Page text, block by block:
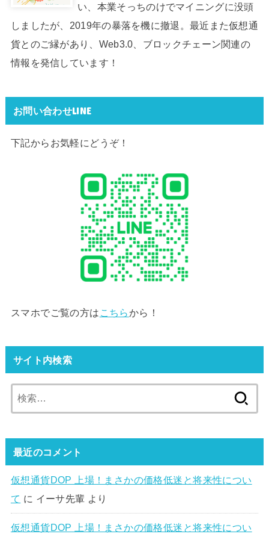
い、本業そっちのけでマイニングに没頭
しましたが、2019年の暴落を機に撤退。最近また仮想通
貨とのご縁があり、Web3.0、ブロックチェーン関連の
情報を発信しています！
お問い合わせLINE
下記からお気軽にどうぞ！
スマホでご覧の方は こちらから！
サイト内検索
索:
最近のコメント
仮想通貨DOP 上場！まさかの価格低迷と将来性につい
て に イーサ先輩 より
仮想通貨DOP 上場！まさかの価格低迷と将来性につい